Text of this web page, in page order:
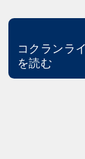
コクランラ
を読む